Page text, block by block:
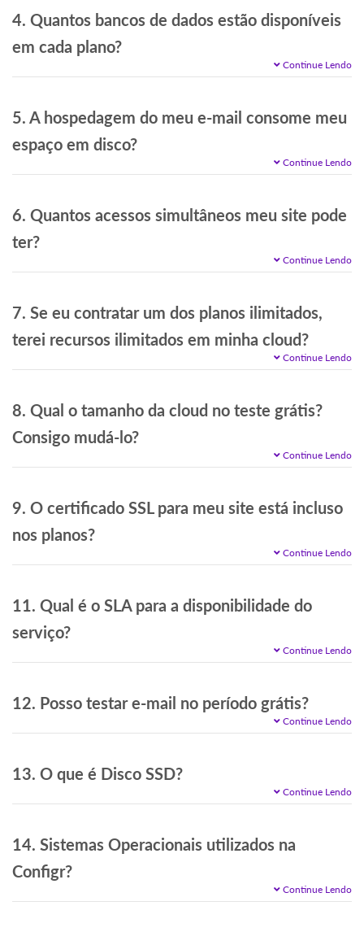
4. Quantos bancos de dados estão disponíveis
em cada plano?
Continue Lendo
5. A hospedagem do meu e-mail consome meu
espaço em disco?
Continue Lendo
6. Quantos acessos simultâneos meu site pode
ter?
Continue Lendo
7. Se eu contratar um dos planos ilimitados,
terei recursos ilimitados em minha cloud?
Continue Lendo
8. Qual o tamanho da cloud no teste grátis?
Consigo mudá-lo?
Continue Lendo
9. O certificado SSL para meu site está incluso
nos planos?
Continue Lendo
11. Qual é o SLA para a disponibilidade do
serviço?
Continue Lendo
12. Posso testar e-mail no período grátis?
Continue Lendo
13. O que é Disco SSD?
Continue Lendo
14. Sistemas Operacionais utilizados na
Configr?
Continue Lendo